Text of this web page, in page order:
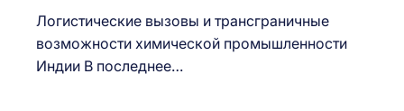
Логистические вызовы и трансграничные
возможности химической промышленности
Индии В последнее…